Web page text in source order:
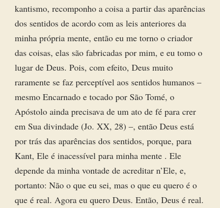
kantismo, recomponho a coisa a partir das aparências
dos sentidos de acordo com as leis anteriores da
minha própria mente, então eu me torno o criador
das coisas, elas são fabricadas por mim, e eu tomo o
lugar de Deus. Pois, com efeito, Deus muito
raramente se faz perceptível aos sentidos humanos –
mesmo Encarnado e tocado por São Tomé, o
Apóstolo ainda precisava de um ato de fé para crer
em Sua divindade (Jo. XX, 28) –, então Deus está
por trás das aparências dos sentidos, porque, para
Kant, Ele é inacessível para minha mente . Ele
depende da minha vontade de acreditar n’Ele, e,
portanto: Não o que eu sei, mas o que eu quero é o
que é real. Agora eu quero Deus. Então, Deus é real.